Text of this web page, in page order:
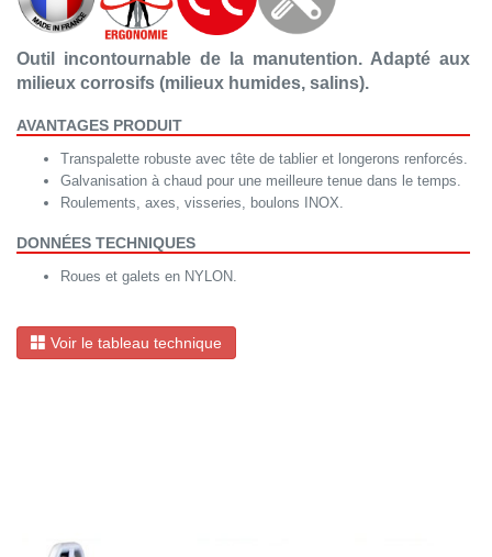
Outil incontournable de la manutention. Adapté aux
milieux corrosifs (milieux humides, salins).
AVANTAGES PRODUIT
Transpalette robuste avec tête de tablier et longerons renforcés.
Galvanisation à chaud pour une meilleure tenue dans le temps.
Roulements, axes, visseries, boulons INOX.
DONNÉES TECHNIQUES
Roues et galets en NYLON.
Voir le tableau technique